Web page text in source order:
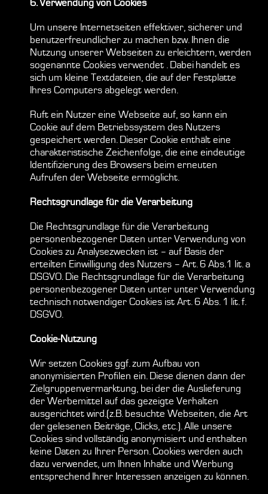
6. Verwendung von Cookies
Um unsere Internetseiten effektiver, sicherer und
benutzerfreundlicher zu machen bzw. Ihnen die
Nutzung unserer Webseiten zu erleichtern, werden
sogenannte Cookies verwendet . Dabei handelt es
sich um kleine Textdateien, die auf der Festplatte
Ihres Computers abgelegt werden.
Ruft ein Nutzer eine Webseite auf, so kann ein
Cookie auf dem Betriebssystem des Nutzers
gespeichert werden. Dieser Cookie enthält eine
charakteristische Zeichenfolge, die eine eindeutige
Identifizierung des Browsers beim erneuten
Aufrufen der Webseite ermöglicht.
Rechtsgrundlage für die Verarbeitung
Die Rechtsgrundlage für die Verarbeitung
personenbezogener Daten unter Verwendung von
Cookies zu Analysezwecken ist – auf Basis der
erteilten Einwilligung des Nutzers – Art. 6 Abs.1 lit. a
DSGVO. Die Rechtsgrundlage für die Verarbeitung
personenbezogener Daten unter unter Verwendung
technisch notwendiger Cookies ist Art. 6 Abs. 1 lit. f.
DSGVO.
Cookie-Nutzung
Wir setzen Cookies ggf. zum Aufbau von
anonymisierten Profilen ein. Diese dienen dann der
Zielgruppenvermarktung, bei der die Auslieferung
der Werbemittel auf das gezeigte Verhalten
ausgerichtet wird.(z.B. besuchte Webseiten, die Art
der gelesenen Beiträge, Clicks, etc.). Alle unsere
Cookies sind vollständig anonymisiert und enthalten
keine Daten zu Ihrer Person. Cookies werden auch
dazu verwendet, um Ihnen Inhalte und Werbung
entsprechend Ihrer Interessen anzeigen zu können.